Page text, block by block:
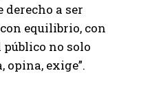
a ser
equilibrio, con
no solo
opina, exige”.